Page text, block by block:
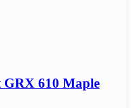
610 Maple